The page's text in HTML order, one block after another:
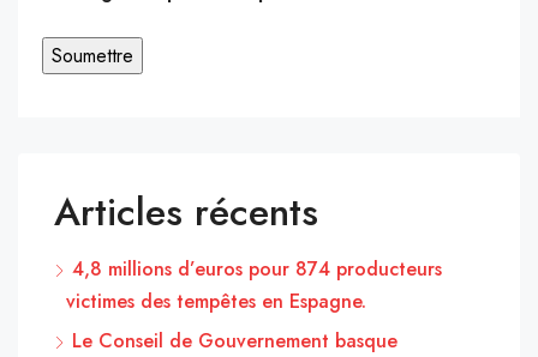
Articles récents
4,8 millions d’euros pour 874 producteurs
victimes des tempêtes en Espagne.
Le Conseil de Gouvernement basque